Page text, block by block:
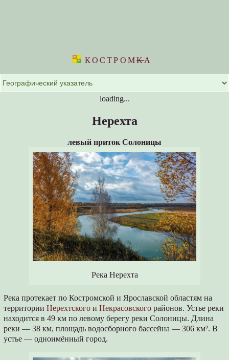
КОСТРОМKА
loading...
Нерехта
левый приток Солоницы
Река Нерехта
Река протекает по Костромской и Ярославской областям на
территорииНерехтского иНекрасовского районов. Устье реки
находится в 49 км по левому берегу реки Солоницы. Длина
реки — 38 км, площадь водосборного бассейна — 306 км². В
устье — одноимённый город.